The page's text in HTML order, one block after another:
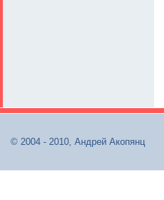
© 2004 - 2010, Андрей Акопянц